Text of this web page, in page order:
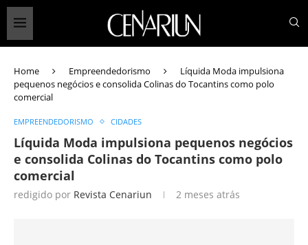
Home Empreendedorismo
Líquida Moda impulsiona
pequenos negócios e consolida Colinas do Tocantins como polo
comercial
EMPREENDEDORISMO CIDADES
Líquida Moda impulsiona pequenos negócios
e consolida Colinas do Tocantins como polo
comercial
redigido por Revista Cenariun 2 meses atrás